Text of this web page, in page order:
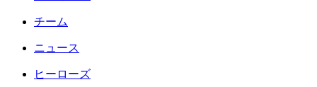
チーム
ニュース
ヒーローズ